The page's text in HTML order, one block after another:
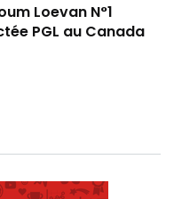
Loevan N°1
PGL au Canada